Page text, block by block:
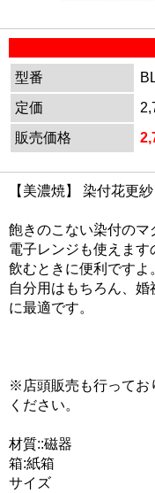
型番
定価
販売価格
【美濃焼】 染付花更
飽きのこない染付のマ
電子レンジも使えま
飲むときに便利ですよ
自分用はもちろん、
に最適です。
※店頭販売も行ってお
ください。
材質::磁器
箱:紙箱
サイズ